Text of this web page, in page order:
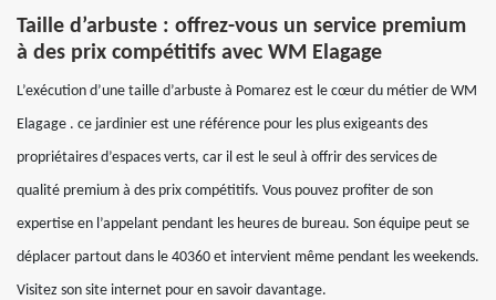
Taille d’arbuste : offrez-vous un service premium
à des prix compétitifs avec WM Elagage
L’exécution d’une taille d’arbuste à Pomarez est le cœur du métier de WM
Elagage . ce jardinier est une référence pour les plus exigeants des
propriétaires d’espaces verts, car il est le seul à offrir des services de
qualité premium à des prix compétitifs. Vous pouvez profiter de son
expertise en l’appelant pendant les heures de bureau. Son équipe peut se
déplacer partout dans le 40360 et intervient même pendant les weekends.
Visitez son site internet pour en savoir davantage.